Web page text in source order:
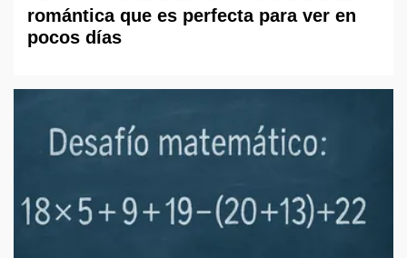
romántica que es perfecta para ver en
pocos días